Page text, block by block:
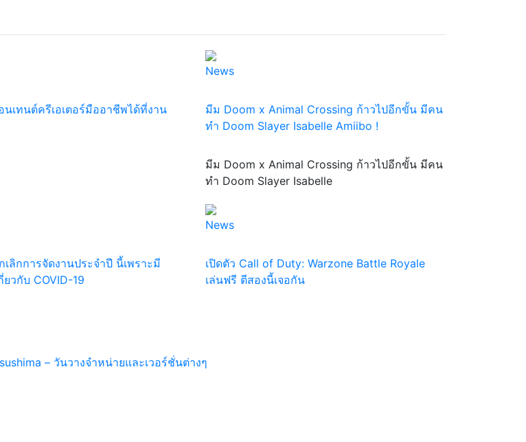
นเทนต์ครีเอเตอร์มืออาชีพได้ที่งาน
News
มีม Doom x Animal Crossing ก้าวไปอีกขั้น มีคน
ทำ Doom Slayer Isabelle Amiibo !
มีม Doom x Animal Crossing ก้าวไปอีกขั้น มีคน
ทำ Doom Slayer Isabelle
เลิกการจัดงานประจำปี นี้เพราะมี
ยวกับ COVID-19
News
เปิดตัว Call of Duty: Warzone Battle Royale
เล่นฟรี ตีสองนี้เจอกัน
– วันวางจำหน่ายและเวอร์ชั่นต่างๆ